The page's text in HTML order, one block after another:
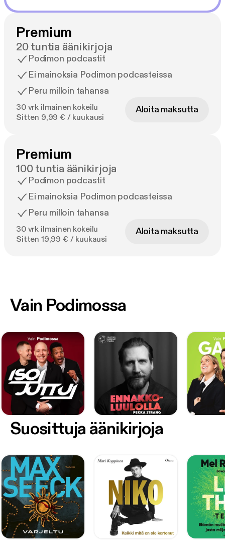
Premium
20 tuntia äänikirjoja
Podimon podcastit
Ei mainoksia Podimon podcasteissa
Peru milloin tahansa
30 vrk ilmainen kokeilu
Sitten 9,99 € / kuukausi
Aloita maksutta
Premium
100 tuntia äänikirjoja
Podimon podcastit
Ei mainoksia Podimon podcasteissa
Peru milloin tahansa
30 vrk ilmainen kokeilu
Sitten 19,99 € / kuukausi
Aloita maksutta
Vain Podimossa
Suosittuja äänikirjoja